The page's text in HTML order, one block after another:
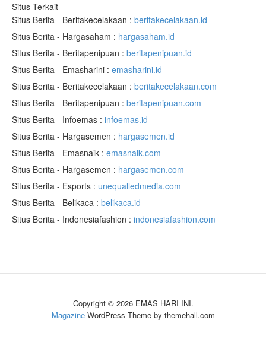
Situs Terkait
Situs Berita - Beritakecelakaan : beritakecelakaan.id
Situs Berita - Hargasaham : hargasaham.id
Situs Berita - Beritapenipuan : beritapenipuan.id
Situs Berita - Emasharini : emasharini.id
Situs Berita - Beritakecelakaan : beritakecelakaan.com
Situs Berita - Beritapenipuan : beritapenipuan.com
Situs Berita - Infoemas : infoemas.id
Situs Berita - Hargasemen : hargasemen.id
Situs Berita - Emasnaik : emasnaik.com
Situs Berita - Hargasemen : hargasemen.com
Situs Berita - Esports : unequalledmedia.com
Situs Berita - Belikaca : belikaca.id
Situs Berita - Indonesiafashion : indonesiafashion.com
Copyright © 2026 EMAS HARI INI.
MagazineWordPress Theme by themehall.com